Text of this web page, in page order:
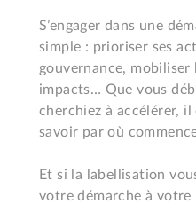
S’engager dans une
simple : prioriser ses
gouvernance, mobiliser
impacts… Que vous
cherchiez à accélérer,
savoir par où
Et si la labellisation
votre démarche à votre